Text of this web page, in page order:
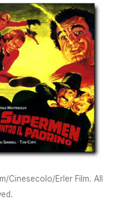
Cinesecolo/Erler Film. All